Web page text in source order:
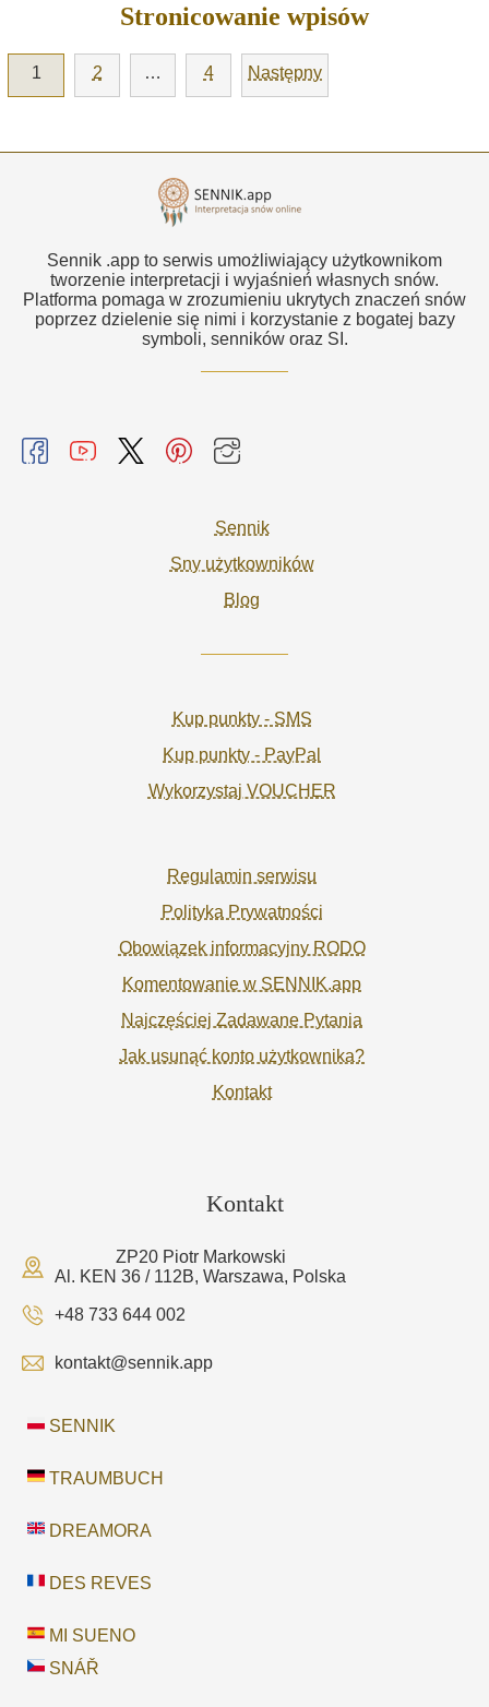
Stronicowanie wpisów
1 2 … 4 Następny
Sennik .app to serwis umożliwiający użytkownikom
tworzenie interpretacji i wyjaśnień własnych snów.
Platforma pomaga w zrozumieniu ukrytych znaczeń snów
poprzez dzielenie się nimi i korzystanie z bogatej bazy
symboli, senników oraz SI.
Sennik
Sny użytkowników
Blog
Kup punkty - SMS
Kup punkty - PayPal
Wykorzystaj VOUCHER
Regulamin serwisu
Polityka Prywatności
Obowiązek informacyjny RODO
Komentowanie w SENNIK.app
Najczęściej Zadawane Pytania
Jak usunąć konto użytkownika?
Kontakt
Kontakt
ZP20 Piotr Markowski
Al. KEN 36 / 112B, Warszawa, Polska
+48 733 644 002
kontakt@sennik.app
SENNIK
TRAUMBUCH
DREAMORA
DES REVES
MI SUENO
SNÁŘ